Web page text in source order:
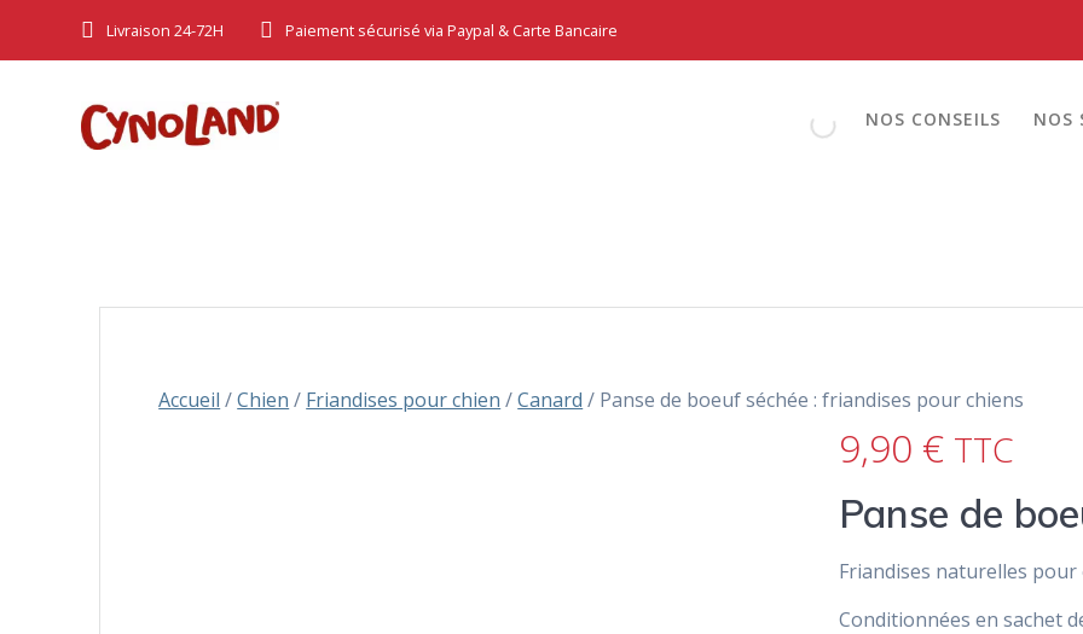
Livraison 24-72H Paiement sécurisé via Paypal & Carte Bancaire
NOS CONSEILS NOS
Accueil /Chien / Friandises pour chien /Canard / Panse de boeuf séchée : friandises pour chiens
9,90 € TTC
Panse de
Friandises naturelles pour
Conditionnées en sachet